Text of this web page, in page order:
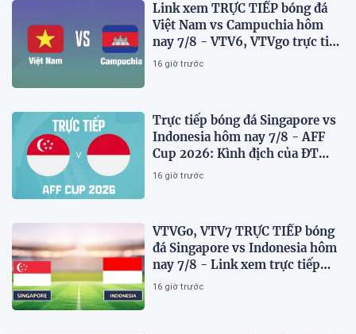
Link xem TRỰC TIẾP bóng đá
Việt Nam vs Campuchia hôm
nay 7/8 - VTV6, VTVgo trực tiếp
AFF Cup 2026
16 giờ trước
Trực tiếp bóng đá Singapore vs
Indonesia hôm nay 7/8 - AFF
Cup 2026: Kình địch của ĐT
Việt Nam thua đau?
16 giờ trước
VTVGo, VTV7 TRỰC TIẾP bóng
đá Singapore vs Indonesia hôm
nay 7/8 - Link xem trực tiếp
AFF Cup 2026 mới nhất
16 giờ trước